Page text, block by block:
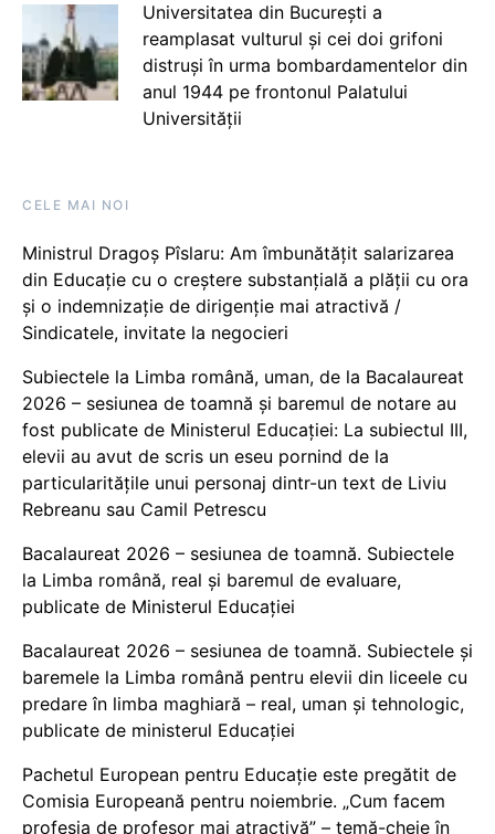
Universitatea din București a
reamplasat vulturul și cei doi grifoni
distruși în urma bombardamentelor din
anul 1944 pe frontonul Palatului
Universității
CELE MAI NOI
Ministrul Dragoș Pîslaru: Am îmbunătățit salarizarea
din Educație cu o creștere substanțială a plății cu ora
și o indemnizație de dirigenție mai atractivă /
Sindicatele, invitate la negocieri
Subiectele la Limba română, uman, de la Bacalaureat
2026 – sesiunea de toamnă și baremul de notare au
fost publicate de Ministerul Educației: La subiectul III,
elevii au avut de scris un eseu pornind de la
particularitățile unui personaj dintr-un text de Liviu
Rebreanu sau Camil Petrescu
Bacalaureat 2026 – sesiunea de toamnă. Subiectele
la Limba română, real și baremul de evaluare,
publicate de Ministerul Educației
Bacalaureat 2026 – sesiunea de toamnă. Subiectele și
baremele la Limba română pentru elevii din liceele cu
predare în limba maghiară – real, uman și tehnologic,
publicate de ministerul Educației
Pachetul European pentru Educație este pregătit de
Comisia Europeană pentru noiembrie. „Cum facem
profesia de profesor mai atractivă” – temă-cheie în